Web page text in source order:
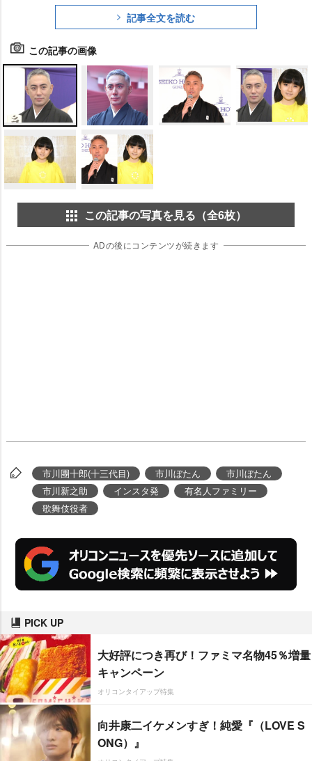
記事全文を読む
この記事の画像
この記事の写真を見る（全6枚）
ADの後にコンテンツが続きます
市川團十郎(十三代目) 市川ぼたん
市川ぼたん
市川新之助
インスタ発
有名人ファミリー
歌舞伎役者
PICK UP
大好評につき再び！ファミマ名物45％増量
キャンペーン
オリコンタイアップ特集
向井康二イケメンすぎ！純愛『（LOVE S
ONG）』